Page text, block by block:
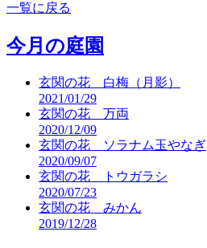
一覧に戻る
今月の庭園
玄関の花 白梅（月影）
2021/01/29
玄関の花 万両
2020/12/09
玄関の花 ソラナム玉やなぎ
2020/09/07
玄関の花 トウガラシ
2020/07/23
玄関の花 みかん
2019/12/28